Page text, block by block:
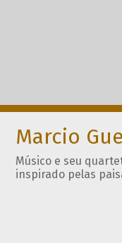
Marcio
Músico e seu
inspirado pelas